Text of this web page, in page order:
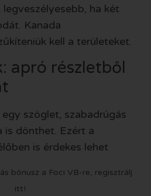
ha két
Kanada
kell a területeket.
apró részletből
szöglet, szabadrúgás
is dönthet. Ezért a
is érdekes lehet
bónusz a Foci VB-re, regisztrálj
itt!